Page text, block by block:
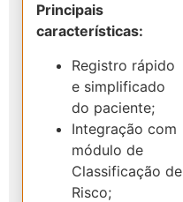
Principais
características:
Registro rápido
e simplificado
do paciente;
Integração com
módulo de
Classificação de
Risco;